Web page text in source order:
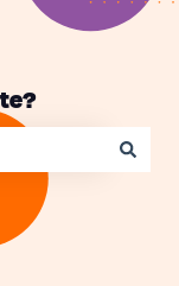
búsqueda está